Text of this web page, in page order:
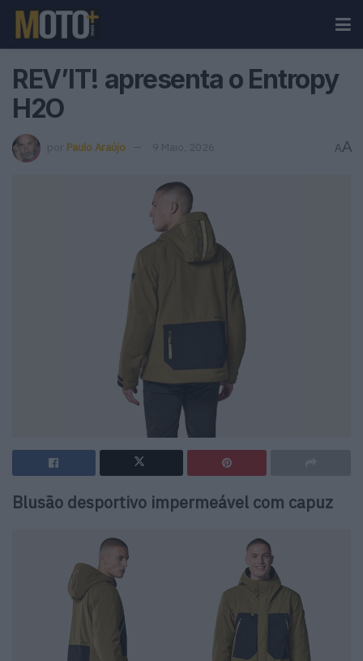
REV’IT! apresenta o Entropy
H2O
por Paulo Araújo 9 Maio, 2026 AA
Blusão desportivo impermeável com capuz